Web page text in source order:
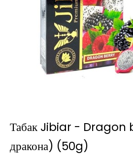
Табак Jibiar - Dragon
дракона) (50g)